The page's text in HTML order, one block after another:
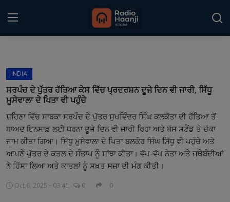
Home
Punjabi Podcast
Kitaab Kahani
Gallery
INDIA
ਸਰਪੰਚ ਦੇ ਪੁੱਤਰ ਹੱਤਿਆ ਕੇਸ ਵਿੱਚ ਪ੍ਰਦਰਸ਼ਨ ਦੂਜੇ ਦਿਨ ਵੀ ਜਾਰੀ, ਸਿੱਧੂ
ਮੂਸੇਵਾਲਾ ਦੇ ਪਿਤਾ ਵੀ ਪਹੁੰਚੇ
ਸ਼ਹਿਣਾ ਵਿੱਚ ਸਾਬਕਾ ਸਰਪੰਚ ਦੇ ਪੁੱਤਰ ਸੁਖਵਿੰਦਰ ਸਿੰਘ ਕਲਕੱਤਾ ਦੀ ਹੱਤਿਆ ਤੋਂ
ਬਾਅਦ ਇਨਸਾਫ਼ ਲਈ ਧਰਨਾ ਦੂਜੇ ਦਿਨ ਵੀ ਜਾਰੀ ਰਿਹਾ ਅਤੇ ਬੱਸ ਸਟੈਂਡ ਤੇ ਚੱਕਾ
ਜਾਮ ਕੀਤਾ ਗਿਆ। ਸਿੱਧੂ ਮੂਸੇਵਾਲਾ ਦੇ ਪਿਤਾ ਬਲਕੌਰ ਸਿੰਘ ਸਿੱਧੂ ਵੀ ਪਹੁੰਚੇ ਅਤੇ
ਆਪਣੇ ਪੁੱਤਰ ਦੇ ਕਤਲ ਦੇ ਸੰਤਾਪ ਨੂੰ ਸਾਂਝਾ ਕੀਤਾ। ਵੱਖ-ਵੱਖ ਨੇਤਾ ਅਤੇ ਜਥੇਬੰਦੀਆਂ
ਨੇ ਹਿੱਸਾ ਲਿਆ ਅਤੇ ਕਾਤਲਾਂ ਨੂੰ ਸਖ਼ਤ ਸਜ਼ਾ ਦੀ ਮੰਗ ਕੀਤੀ।
Oct 6, 2025 - 03:41 0 0